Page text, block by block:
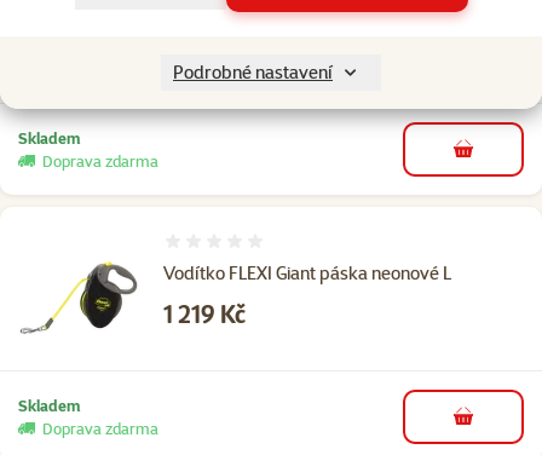
Podrobné nastavení
familycena
79 Kč
Skladem
Doprava zdarma
do košíku
Vodítko FLEXI Giant páska neonové L
Cena
1 219 Kč
Skladem
Doprava zdarma
do košíku